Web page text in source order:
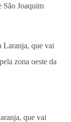
São Joaquim
que vai